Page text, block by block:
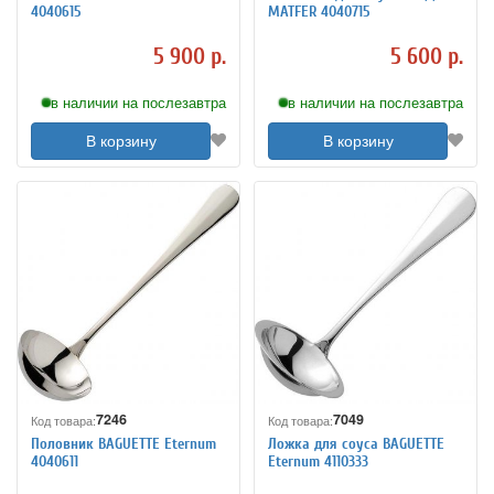
4040615
5 900 р.
в наличии на послезавтра
В корзину
MATFER 4040715
5 600 р.
в наличии на послезавтра
В корзину
Код товара:7246
Половник BAGUETTE Eternum
4040611
Код товара:7049
Ложка для соуса BAGUETTE
Eternum 4110333